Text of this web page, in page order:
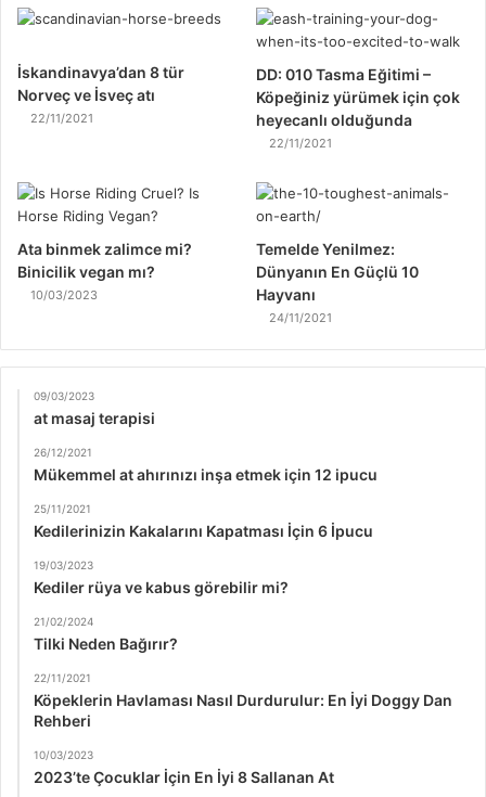
İskandinavya’dan 8 tür
Norveç ve İsveç atı
22/11/2021
DD: 010 Tasma Eğitimi –
Köpeğiniz yürümek için çok
heyecanlı olduğunda
22/11/2021
Ata binmek zalimce mi?
Binicilik vegan mı?
10/03/2023
Temelde Yenilmez:
Dünyanın En Güçlü 10
Hayvanı
24/11/2021
09/03/2023
at masaj terapisi
26/12/2021
Mükemmel at ahırınızı inşa etmek için 12 ipucu
25/11/2021
Kedilerinizin Kakalarını Kapatması İçin 6 İpucu
19/03/2023
Kediler rüya ve kabus görebilir mi?
21/02/2024
Tilki Neden Bağırır?
22/11/2021
Köpeklerin Havlaması Nasıl Durdurulur: En İyi Doggy Dan
Rehberi
10/03/2023
2023’te Çocuklar İçin En İyi 8 Sallanan At